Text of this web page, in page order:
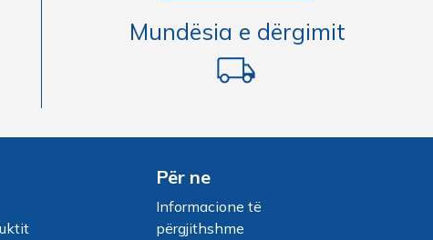
Mundësia e dërgimit
Për ne
Informacione të
përgjithshme